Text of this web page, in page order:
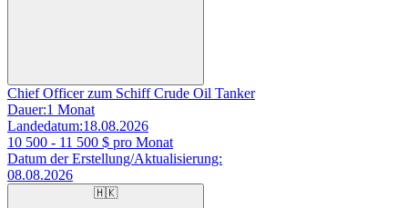
Chief Officer zum Schiff Crude Oil Tanker
Dauer:1 Monat
Landedatum:18.08.2026
10 500 - 11 500 $ pro Monat
Datum der Erstellung/Aktualisierung:
08.08.2026
🇭🇰